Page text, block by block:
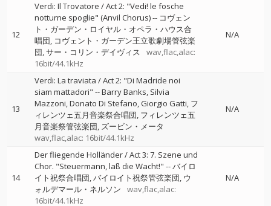
12
Verdi: Il Trovatore / Act 2: "Vedi! le fosche
notturne spoglie" (Anvil Chorus)-- コヴェン
ト・ガーデン・ロイヤル・オペラ・ハウス合
唱団 コヴェント・ガーデン王立歌劇場管弦楽
団 サー・コリン・デイヴィス
wav,flac,alac:
16bit/44.1kHz
N/A
13
Verdi: La traviata / Act 2: "Di Madride noi
siam mattadori" --Barry Banks Silvia
Mazzoni Donato Di Stefano Giorgio Gatti フ
ィレンツェ五月音楽祭合唱団 フィレンツェ五
月音楽祭管弦楽団 ズービン・メータ
wav,flac,alac: 16bit/44.1kHz
N/A
14
Der fliegende Holländer / Act 3: 7. Szene und
Chor. "Steuermann, laß die Wacht!" --バイロ
イト祝祭合唱団 バイロイト祝祭管弦楽団 ウ
ォルデマール・ネルソン
wav,flac,alac:
16bit/44.1kHz
N/A